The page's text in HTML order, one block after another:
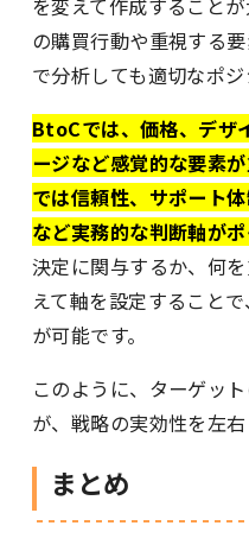
の購買行動や重視する
で分析しても適切なポ
BtoCでは、価格、デザ
ージなど感覚的な要素
では信頼性、サポート
など実務的な判断軸がポ
決定に関与するか、何
えて軸を設定すること
が可能です。
このように、ターゲッ
が、戦略の実効性を左右
まとめ